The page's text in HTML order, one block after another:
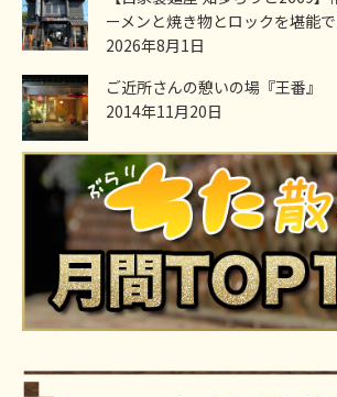
ーメンと焼き物とロックを堪能
2026年8月1日
ご近所さんの憩いの場『王番』
2014年11月20日